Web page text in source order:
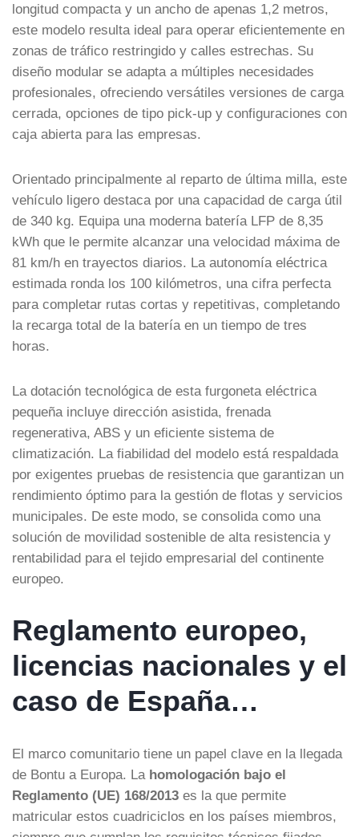
longitud compacta y un ancho de apenas 1,2 metros,
este modelo resulta ideal para operar eficientemente en
zonas de tráfico restringido y calles estrechas. Su
diseño modular se adapta a múltiples necesidades
profesionales, ofreciendo versátiles versiones de carga
cerrada, opciones de tipo pick-up y configuraciones con
caja abierta para las empresas.
Orientado principalmente al reparto de última milla, este
vehículo ligero destaca por una capacidad de carga útil
de 340 kg. Equipa una moderna batería LFP de 8,35
kWh que le permite alcanzar una velocidad máxima de
81 km/h en trayectos diarios. La autonomía eléctrica
estimada ronda los 100 kilómetros, una cifra perfecta
para completar rutas cortas y repetitivas, completando
la recarga total de la batería en un tiempo de tres
horas.
La dotación tecnológica de esta furgoneta eléctrica
pequeña incluye dirección asistida, frenada
regenerativa, ABS y un eficiente sistema de
climatización. La fiabilidad del modelo está respaldada
por exigentes pruebas de resistencia que garantizan un
rendimiento óptimo para la gestión de flotas y servicios
municipales. De este modo, se consolida como una
solución de movilidad sostenible de alta resistencia y
rentabilidad para el tejido empresarial del continente
europeo.
Reglamento europeo,
licencias nacionales y el
caso de España…
El marco comunitario tiene un papel clave en la llegada
de Bontu a Europa. La homologación bajo el
Reglamento (UE) 168/2013 es la que permite
matricular estos cuadriciclos en los países miembros,